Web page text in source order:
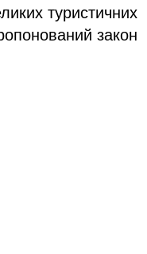
туристичних
закон